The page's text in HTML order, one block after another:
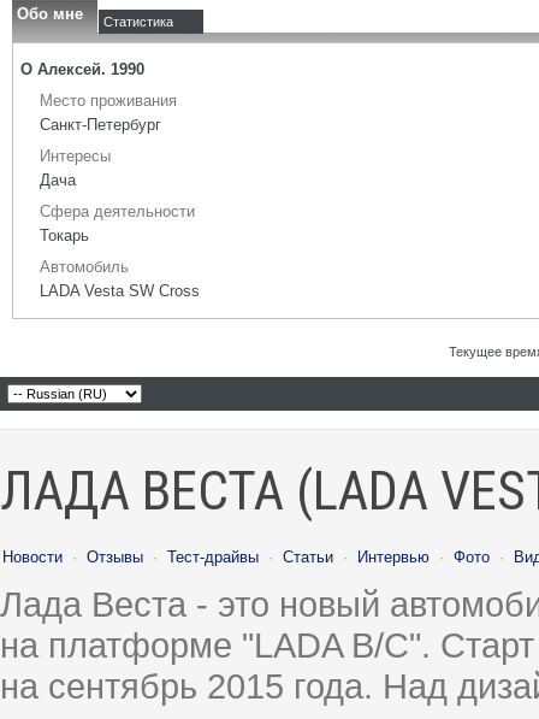
Обо мне Статистика
О Алексей. 1990
Место проживания
Санкт-Петербург
Интересы
Дача
Сфера деятельности
Токарь
Автомобиль
LADA Vesta SW Cross
Текущее
ЛАДА ВЕСТА (LADA
Новости · Отзывы · Тест-драйвы · Статьи · Интервью · Фото ·
Лада Веста - это новый
на платформе "LADA B/C".
на сентябрь 2015 года. Над